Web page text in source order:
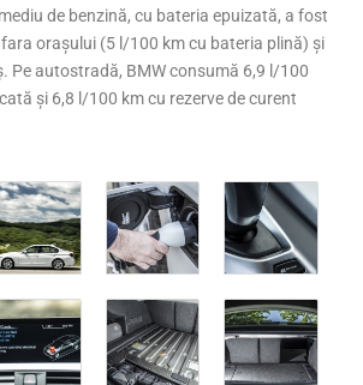
de benzină, cu bateria epuizată, a fost
orașului (5 l/100 km cu bateria plină) și
Pe autostradă, BMW consumă 6,9 l/100
și 6,8 l/100 km cu rezerve de curent